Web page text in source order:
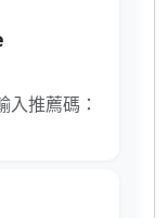
入推薦碼：